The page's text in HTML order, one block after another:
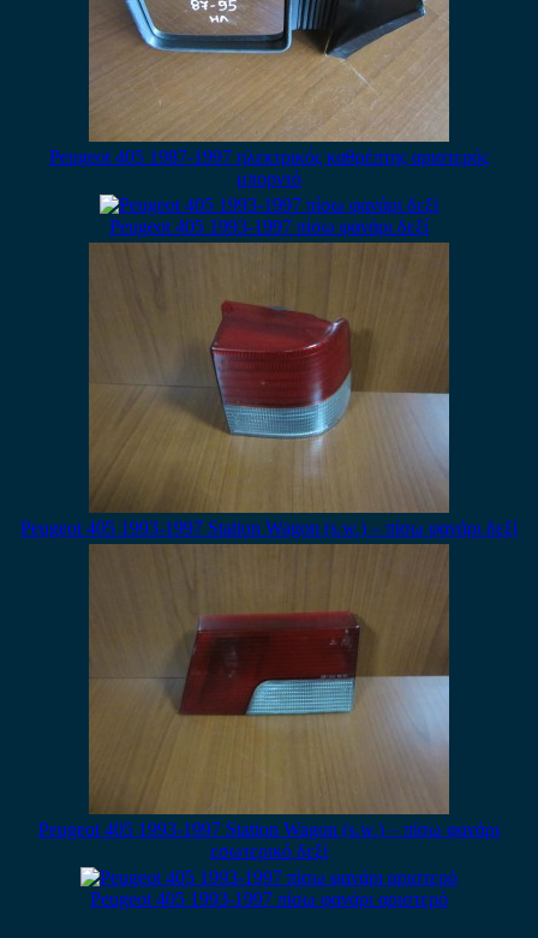
Peugeot 405 1987-1997 ηλεκτρικός καθρέπτης αριστερός
μπορντό
Peugeot 405 1993-1997 πίσω φανάρι δεξί
Peugeot 405 1993-1997 Station Wagon (s.w.) – πίσω φανάρι δεξί
Peugeot 405 1993-1997 Station Wagon (s.w.) – πίσω φανάρι
εσωτερικό δεξί
Peugeot 405 1993-1997 πίσω φανάρι αριστερό